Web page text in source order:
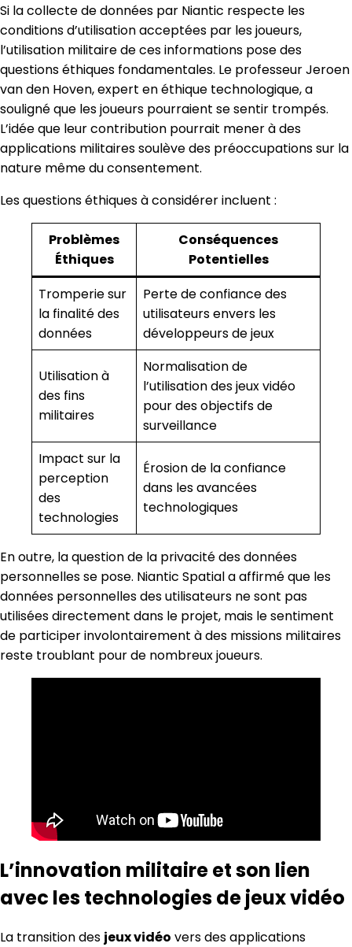
Si la collecte de données par Niantic respecte les
conditions d’utilisation acceptées par les joueurs,
l’utilisation militaire de ces informations pose des
questions éthiques fondamentales. Le professeur Jeroen
van den Hoven, expert en éthique technologique, a
souligné que les joueurs pourraient se sentir trompés.
L’idée que leur contribution pourrait mener à des
applications militaires soulève des préoccupations sur la
nature même du consentement.
Les questions éthiques à considérer incluent :
Problèmes
Éthiques
Conséquences
Potentielles
Tromperie sur
la finalité des
données
Perte de confiance des
utilisateurs envers les
développeurs de jeux
Utilisation à
des fins
militaires
Normalisation de
l’utilisation des jeux vidéo
pour des objectifs de
surveillance
Impact sur la
perception
des
technologies
Érosion de la confiance
dans les avancées
technologiques
En outre, la question de la privacité des données
personnelles se pose. Niantic Spatial a affirmé que les
données personnelles des utilisateurs ne sont pas
utilisées directement dans le projet, mais le sentiment
de participer involontairement à des missions militaires
reste troublant pour de nombreux joueurs.
L’innovation militaire et son lien
avec les technologies de jeux vidéo
La transition des jeux vidéo vers des applications